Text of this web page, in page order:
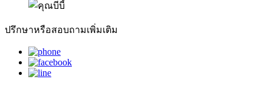
ปรึกษาหรือสอบถามเพิ่มเติม